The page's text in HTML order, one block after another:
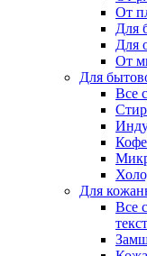
От
Для
Для
От
Для
Все
Для
Все